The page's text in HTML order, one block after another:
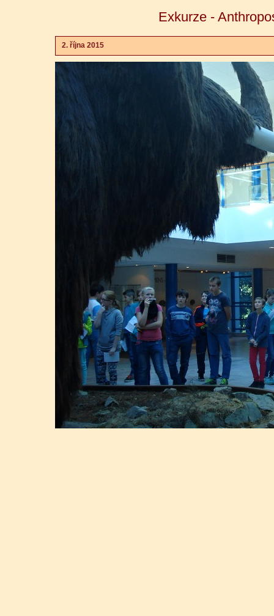
Exkurze -
2. října 2015